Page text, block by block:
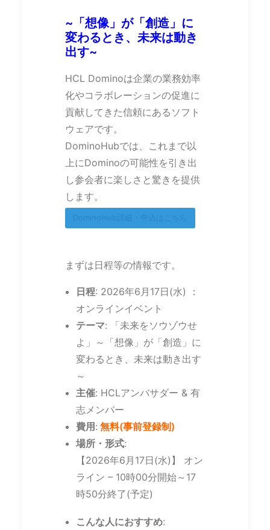
~「想像」が「創造」に
変わるとき、未来は動き
出す~
HCL Dominoは企業の業務効率
化やコラボレーションの促進に
貢献してきた信頼にあるソフト
ウェアです。
DominoHubでは、これまで以
上にDominoの可能性を引き出
し参会者に楽しさと驚きを提供
します。
まずは日程等の情報です。
日程: 2026年6月17日(水) ：
オンラインイベント
テーマ: 「未来をソウゾウせ
よ」～「想像」が「創造」に
変わるとき、未来は動き出す
～
主催: HCLアンバサダー & 有
志メンバー
費用: 無料(事前登録制)
場所・形式:
【2026年6月17日(水)】 オン
ライン – 10時00分開始～17
時50分終了(予定)
こんな人におすすめ: